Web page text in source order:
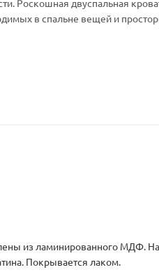
Роскошная двуспальная
в спальне вещей и
из ламинированного МДФ. На
Покрывается лаком.